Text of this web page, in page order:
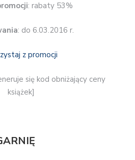
: rabaty 53%
: do 6.03.2016 r.
z promocji
się kod obniżający ceny
książek]